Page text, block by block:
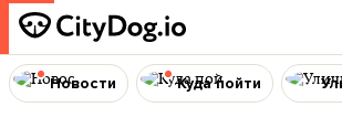
Новости Куда пойти